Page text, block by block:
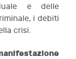
e delle
i debiti
crisi.